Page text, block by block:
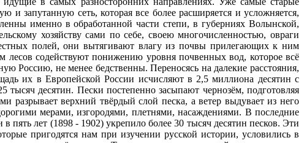
запутанную сеть, которая все более расширяется и усложняется,
именно в обработанной части степи, в губерниях Волынской,
хозяйству сами по себе, своею многочисленностью, овраги
полей, они вытягивают влагу из почвы прилегающих к ним
лесов содействуют понижению уровня почвенных вод, которое всё
Россию, не менее бедственны. Переносясь на далекие расстояния,
их в Европейской России исчисляют в 2,5 миллиона десятин с
десятин. Пески постепенно засыпают чернозём, подготовляя
разрывает верхний твёрдый слой песка, а ветер выдувает из него
мерами, изгородями, плетнями, насаждениями. В последние
пять лет (1898 - 1902) укрепило более 30 тысяч десятин песков. Эти
пригодятся нам при изучении русской истории, условились в